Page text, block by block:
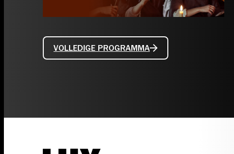
VOLLEDIGE PROGRAMMA